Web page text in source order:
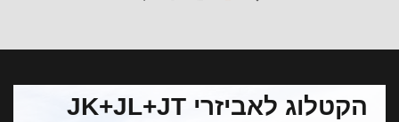
הקטלוג לאביזרי JK+JL+JT